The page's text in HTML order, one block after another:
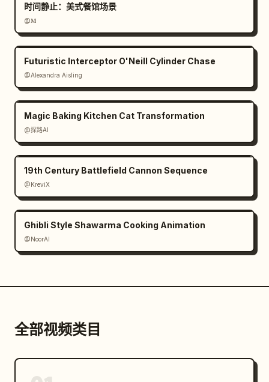
时间静止：美式餐馆场景
@𝐌
Futuristic Interceptor O'Neill Cylinder Chase
@Alexandra Aisling
Magic Baking Kitchen Cat Transformation
@探路AI
19th Century Battlefield Cannon Sequence
@KreviX
Ghibli Style Shawarma Cooking Animation
@NoorAI
全部视频类目